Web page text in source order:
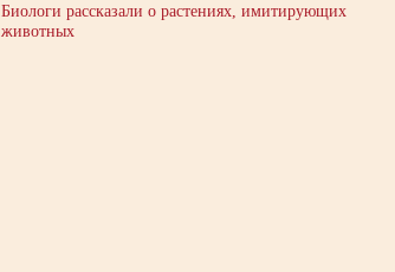
Биологи рассказали о растениях, имитирующих
животных